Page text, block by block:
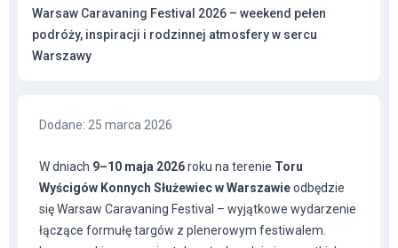
Warsaw Caravaning Festival 2026 – weekend pełen
podróży, inspiracji i rodzinnej atmosfery w sercu
Warszawy
Dodane: 25 marca 2026
W dniach 9–10 maja 2026roku na terenie Toru
Wyścigów Konnych Służewiec w Warszawieodbędzie
się Warsaw Caravaning Festival – wyjątkowe wydarzenie
łączące formułę targów z plenerowym festiwalem.